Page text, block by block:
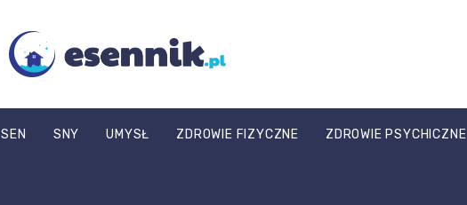
esennik.pl
SEN SNY UMYSŁ ZDROWIE FIZYCZNE ZDROWIE PSYCHICZNE